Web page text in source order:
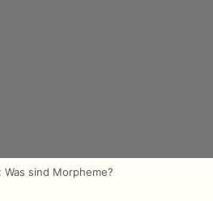
Was sind Morpheme?